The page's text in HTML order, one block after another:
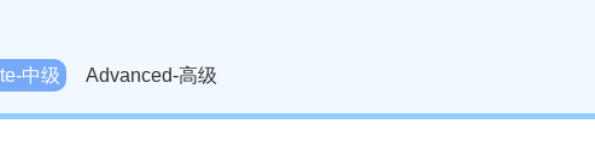
中级 Advanced-高级